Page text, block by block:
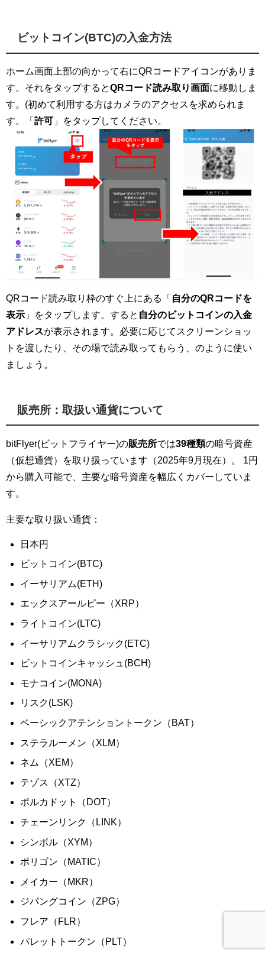
ビットコイン(BTC)の入金方法
ホーム画面上部の向かって右にQRコードアイコンがありま
す。それをタップするとQRコード読み取り画面に移動しま
す。(初めて利用する方はカメラのアクセスを求められま
す。「 許可 」をタップしてください。
QRコード読み取り枠のすぐ上にある「 自分のQRコードを
表示 」をタップします。すると 自分のビットコインの入金
アドレスが表示されます。必要に応じてスクリーンショッ
トを渡したり、その場で読み取ってもらう、のように使い
ましょう。
販売所：取扱い通貨について
bitFlyer(ビットフライヤー)の販売所では39種類の暗号資産
（仮想通貨）を取り扱っています（2025年9月現在）。 1円
から購入可能で、主要な暗号資産を幅広くカバーしていま
す。
主要な取り扱い通貨：
日本円
ビットコイン(BTC)
イーサリアム(ETH)
エックスアールピー（XRP）
ライトコイン(LTC)
イーサリアムクラシック(ETC)
ビットコインキャッシュ(BCH)
モナコイン(MONA)
リスク(LSK)
ベーシックアテンショントークン（BAT）
ステラルーメン（XLM）
ネム（XEM）
テゾス（XTZ）
ポルカドット（DOT）
チェーンリンク（LINK）
シンボル（XYM）
ポリゴン（MATIC）
メイカー（MKR）
ジパングコイン（ZPG）
フレア（FLR）
パレットトークン（PLT）